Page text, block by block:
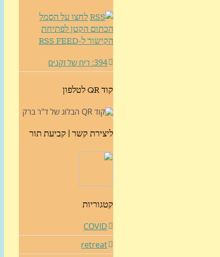
לחצו על הסמל
הכתום הקטן לפתיחת
הקישור ל-RSS FEED
394: ריח של זקנים
קוד QR לטלפון
ליצירת קשר | קביעת תור
קטגוריות
COVID
retreat